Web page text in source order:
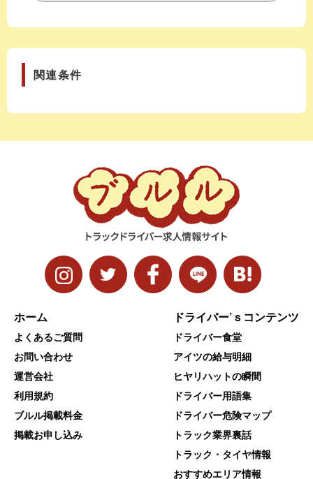
関連条件
ホーム
よくあるご質問
お問い合わせ
運営会社
利用規約
ブルル掲載料金
掲載お申し込み
ドライバー’ｓコンテンツ
ドライバー食堂
アイツの給与明細
ヒヤリハットの瞬間
ドライバー用語集
ドライバー危険マップ
トラック業界裏話
トラック・タイヤ情報
おすすめエリア情報